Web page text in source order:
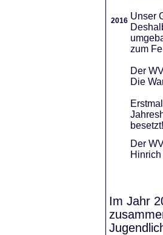
2016 Unser
zum
Der
Die
besetzt!
Der
Im Jahr